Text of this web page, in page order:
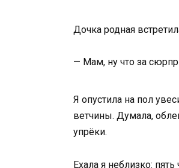
Дочка родная
— Мам, ну что за
Я опустила на пол
ветчины. Думала,
упрёки.
Ехала я неблизко: